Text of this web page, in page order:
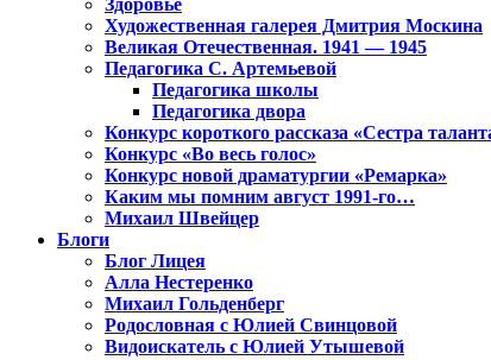
Художественная галерея Дмитрия Москина
Великая Отечественная. 1941 — 1945
Педагогика С. Артемьевой
Педагогика школы
Педагогика двора
Конкурс короткого рассказа «Сестра
Конкурс «Во весь голос»
Конкурс новой драматургии «Ремарка»
Каким мы помним август 1991-го…
Михаил Швейцер
Блоги
Блог Лицея
Алла Нестеренко
Михаил Гольденберг
Родословная с Юлией Свинцовой
Видоискатель с Юлией Утышевой